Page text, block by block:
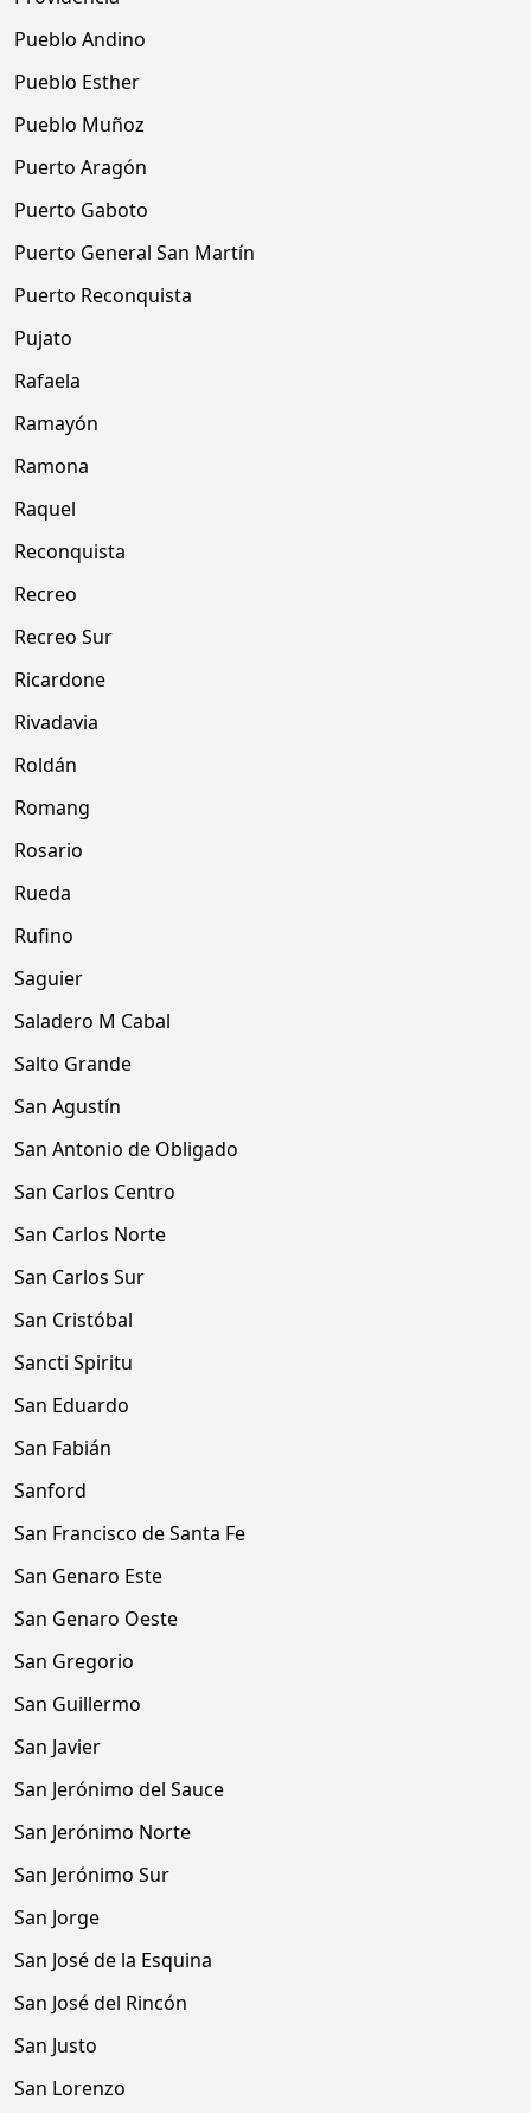
Pueblo Andino
Pueblo Esther
Pueblo Muñoz
Puerto Aragón
Puerto Gaboto
Puerto General San Martín
Puerto Reconquista
Pujato
Rafaela
Ramayón
Ramona
Raquel
Reconquista
Recreo
Recreo Sur
Ricardone
Rivadavia
Roldán
Romang
Rosario
Rueda
Rufino
Saguier
Saladero M Cabal
Salto Grande
San Agustín
San Antonio de Obligado
San Carlos Centro
San Carlos Norte
San Carlos Sur
San Cristóbal
Sancti Spiritu
San Eduardo
San Fabián
Sanford
San Francisco de Santa Fe
San Genaro Este
San Genaro Oeste
San Gregorio
San Guillermo
San Javier
San Jerónimo del Sauce
San Jerónimo Norte
San Jerónimo Sur
San Jorge
San José de la Esquina
San José del Rincón
San Justo
San Lorenzo